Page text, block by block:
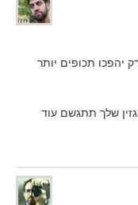
יהפכו תכופים יותר
שלך תתגשם עוד